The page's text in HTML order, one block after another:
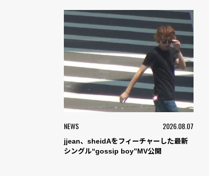
NEWS 2026.08.07
jjean、sheidAをフィーチャーした最新
シングル“gossip boy”MV公開